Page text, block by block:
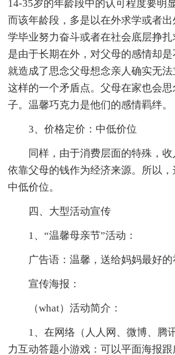
14-35岁的年龄段中的认可程度要明
而该年龄段，多是以在外求学或者
学毕业努力奋斗或者在社会底层挣
是由于长期在外，对父母的感情却
就造成了思念父母想念亲人确实无
这样的一个矛盾点。父母在家也会
子。温馨巧克力是他们的感情羁绊。
3、价格定价：中低价位
同样，由于消费层面的特殊，
依靠父母的钱作为经济来源。所以
中低价位。
四、大型活动宣传
1、“温馨母亲节”活动：
广告语：温馨，送给妈妈最好的
宣传海报：
（what）活动简介：
1、在网络（人人网、微博、腾
力互动答题小游戏：可以平面海报